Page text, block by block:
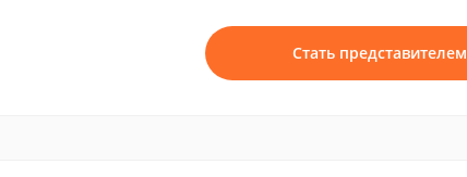
Стать представителем